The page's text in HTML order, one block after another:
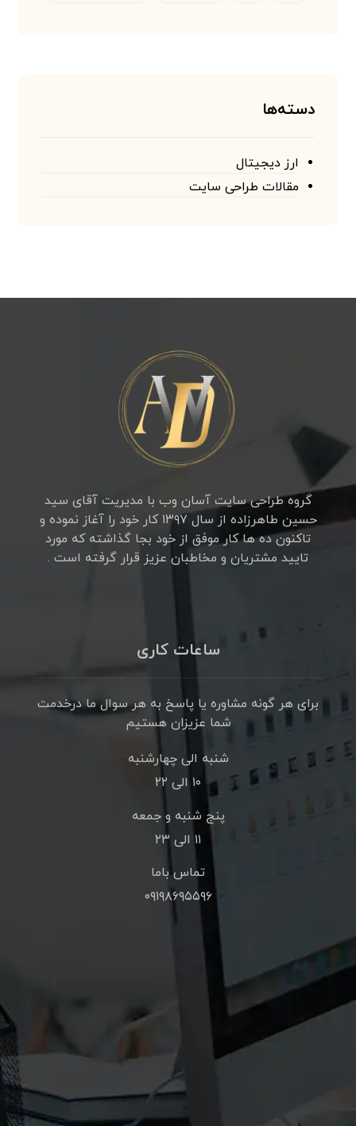
دسته‌ها
ارز دیجیتال
مقالات طراحی سایت
گروه طراحی سایت آسان وب با مدیریت آقای سید
حسین طاهرزاده از سال ۱۳۹۷ کار خود را آغاز نموده و
تاکنون ده ها کار موفق از خود بجا گذاشته که مورد
تایید مشتریان و مخاطبان عزیز قرار گرفته است .
ساعات کاری
برای هر گونه مشاوره یا پاسخ به هر سوال ما درخدمت
شما عزیزان هستیم
شنبه الی چهارشنبه
۱۰ الی ۲۲
پنج شنبه و جمعه
۱۱ الی ۲۳
تماس باما
۰۹۱۹۸۶۹۵۵۹۶